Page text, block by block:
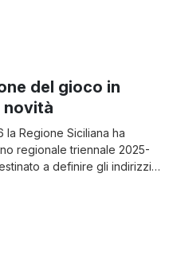
del gioco in
novità
la Regione Siciliana ha
regionale triennale 2025-
a definire gli indirizzi
per la gestione del fenomeno